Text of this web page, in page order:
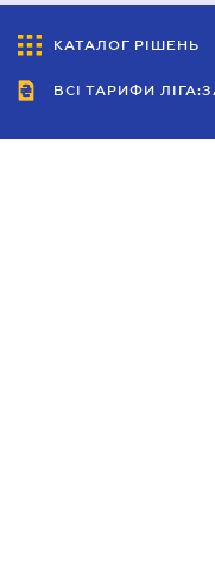
КАТАЛОГ РІШЕНЬ
ВСІ ТАРИФИ